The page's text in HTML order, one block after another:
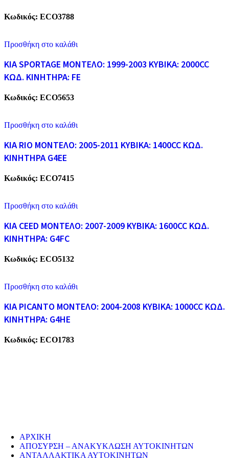
Κωδικός: ECO3788
Προσθήκη στο καλάθι
KIA SPORTAGE ΜΟΝΤΕΛΟ: 1999-2003 ΚΥΒΙΚΑ: 2000CC
ΚΩΔ. ΚΙΝΗΤΗΡΑ: FE
Κωδικός: ECO5653
Προσθήκη στο καλάθι
KIA RIO ΜΟΝΤΕΛΟ: 2005-2011 ΚΥΒΙΚΑ: 1400CC ΚΩΔ.
ΚΙΝΗΤΗΡΑ G4EE
Κωδικός: ECO7415
Προσθήκη στο καλάθι
KIA CEED ΜΟΝΤΕΛΟ: 2007-2009 ΚΥΒΙΚΑ: 1600CC ΚΩΔ.
ΚΙΝΗΤΗΡΑ: G4FC
Κωδικός: ECO5132
Προσθήκη στο καλάθι
KIA PICANTO ΜΟΝΤΕΛΟ: 2004-2008 ΚΥΒΙΚΑ: 1000CC ΚΩΔ.
ΚΙΝΗΤΗΡΑ: G4HE
Κωδικός: ECO1783
ΑΡΧΙΚΗ
ΑΠΟΣΥΡΣΗ – ΑΝΑΚΥΚΛΩΣΗ ΑΥΤΟΚΙΝΗΤΩΝ
ΑΝΤΑΛΛΑΚΤΙΚΑ ΑΥΤΟΚΙΝΗΤΩΝ